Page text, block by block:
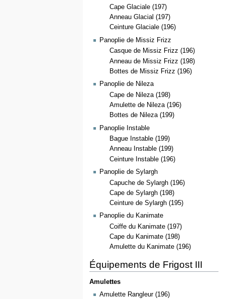
Cape Glaciale (197)
Anneau Glacial (197)
Ceinture Glaciale (196)
Panoplie de Missiz Frizz
Casque de Missiz Frizz (196)
Anneau de Missiz Frizz (198)
Bottes de Missiz Frizz (196)
Panoplie de Nileza
Cape de Nileza (198)
Amulette de Nileza (196)
Bottes de Nileza (199)
Panoplie Instable
Bague Instable (199)
Anneau Instable (199)
Ceinture Instable (196)
Panoplie de Sylargh
Capuche de Sylargh (196)
Cape de Sylargh (198)
Ceinture de Sylargh (195)
Panoplie du Kanimate
Coiffe du Kanimate (197)
Cape du Kanimate (198)
Amulette du Kanimate (196)
Équipements de Frigost III
Amulettes
Amulette Rangleur (196)